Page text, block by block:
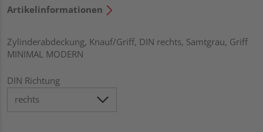
Artikelinformationen
Zylinderabdeckung, Knauf/Griff, DIN rechts, Samtgrau, Griff
MINIMAL MODERN
DIN Richtung